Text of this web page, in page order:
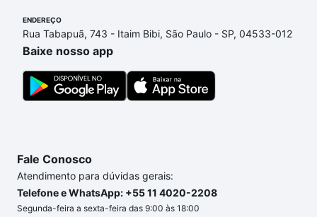
ENDEREÇO
Rua Tabapuã, 743 - Itaim Bibi, São Paulo - SP, 04533-012
Baixe nosso app
Fale Conosco
Atendimento para dúvidas gerais:
Telefone e WhatsApp: +55 11 4020-2208
Segunda-feira a sexta-feira das 9:00 às 18:00